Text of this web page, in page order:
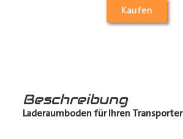
Kaufen
Beschreibung
Laderaumboden für Ihren Transporter